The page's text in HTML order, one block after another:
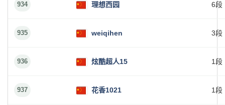
934 理想西园 6段
935 weiqihen 3段
936 炫酷超人15 1段
937 花香1021 1段